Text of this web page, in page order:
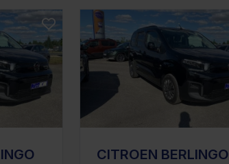
CITROEN BERLINGO